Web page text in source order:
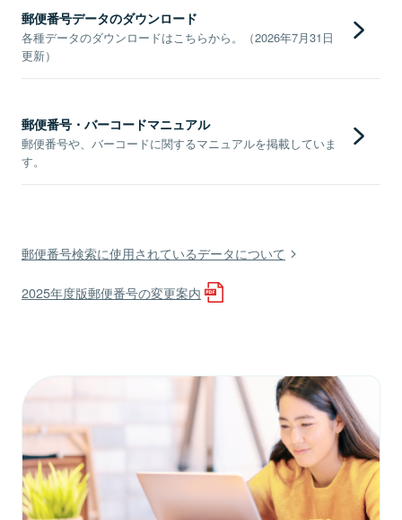
郵便番号データのダウンロード
各種データのダウンロードはこちらから。（2026年7月31日
更新）
郵便番号・バーコードマニュアル
郵便番号や、バーコードに関するマニュアルを掲載していま
す。
郵便番号検索に使用されているデータについて
2025年度版郵便番号の変更案内